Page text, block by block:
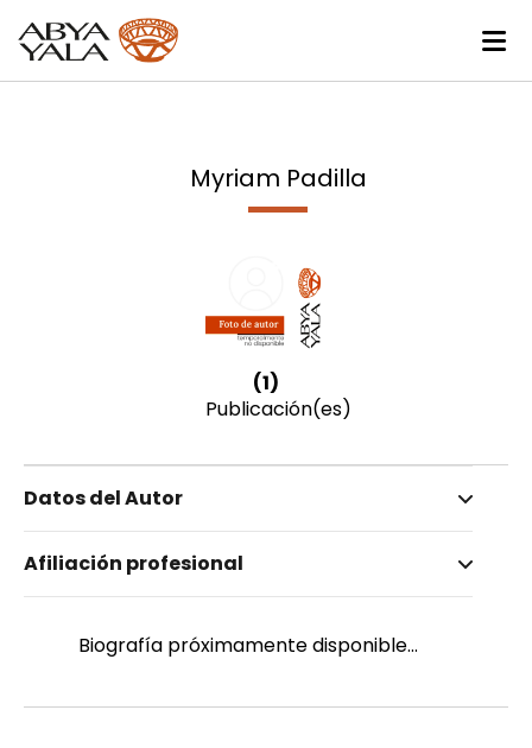
Myriam Padilla
(1)
Publicación(es)
Datos del Autor
Padilla, Myriam
Femenino
Afiliación profesional
Biografía próximamente disponible...